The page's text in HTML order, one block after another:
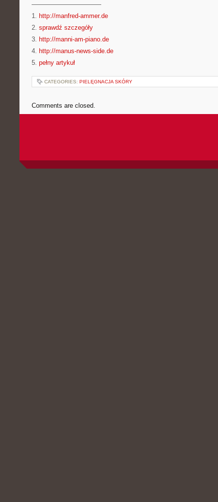
———————————
1. http://manfred-ammer.de
2. sprawdź szczegóły
3. http://manni-am-piano.de
4. http://manus-news-side.de
5. pełny artykuł
CATEGORIES: PIELĘGNACJA SKÓRY
Comments are closed.